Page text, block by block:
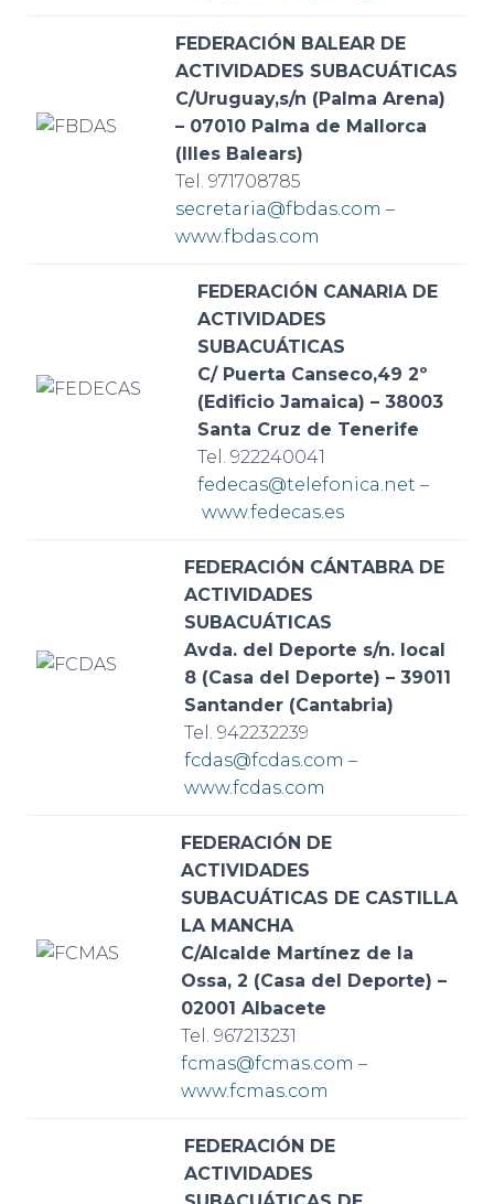
FEDERACIÓN BALEAR DE
ACTIVIDADES SUBACUÁTICAS
C/Uruguay,s/n (Palma Arena)
– 07010 Palma de Mallorca
(Illes Balears)
Tel. 971708785
secretaria@fbdas.com –
www.fbdas.com
FEDERACIÓN CANARIA DE
ACTIVIDADES
SUBACUÁTICAS
C/ Puerta Canseco,49 2º
(Edificio Jamaica) – 38003
Santa Cruz de Tenerife
Tel. 922240041
fedecas@telefonica.net –
www.fedecas.es
FEDERACIÓN CÁNTABRA DE
ACTIVIDADES
SUBACUÁTICAS
Avda. del Deporte s/n. local
8 (Casa del Deporte) – 39011
Santander (Cantabria)
Tel. 942232239
fcdas@fcdas.com –
www.fcdas.com
FEDERACIÓN DE
ACTIVIDADES
SUBACUÁTICAS DE CASTILLA
LA MANCHA
C/Alcalde Martínez de la
Ossa, 2 (Casa del Deporte) –
02001 Albacete
Tel. 967213231
fcmas@fcmas.com –
www.fcmas.com
FEDERACIÓN DE
ACTIVIDADES